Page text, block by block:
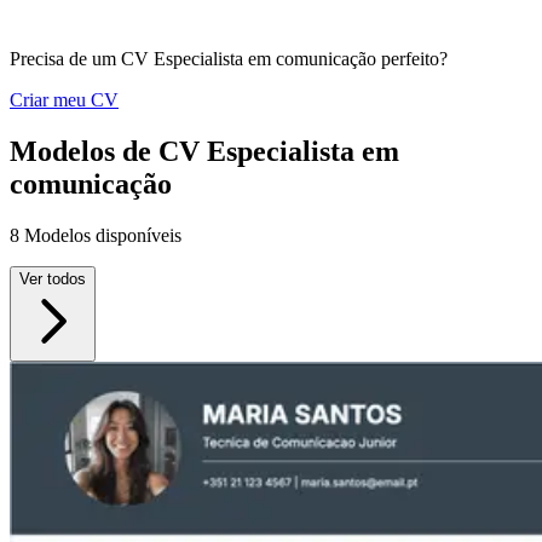
Precisa de um CV Especialista em comunicação perfeito?
Criar meu CV
Modelos de CV Especialista em
comunicação
8 Modelos disponíveis
Ver todos